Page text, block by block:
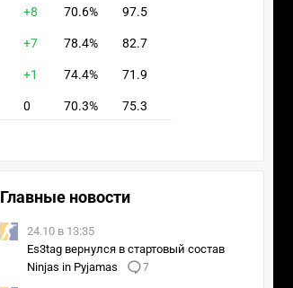
+8 70.6% 97.5
+7 78.4% 82.7
+1 74.4% 71.9
0 70.3% 75.3
Главные новости
24.10 в 13:35
Es3tag вернулся в стартовый состав
Ninjas in Pyjamas
7